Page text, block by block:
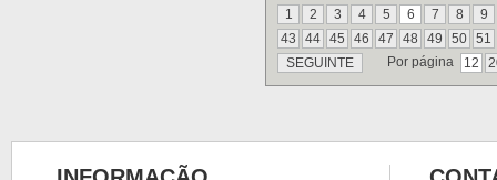
1 2 3 4 5 6 7 8
9
43
44 45 46 47 48 49 50 51
SEGUINTE
Por página 12